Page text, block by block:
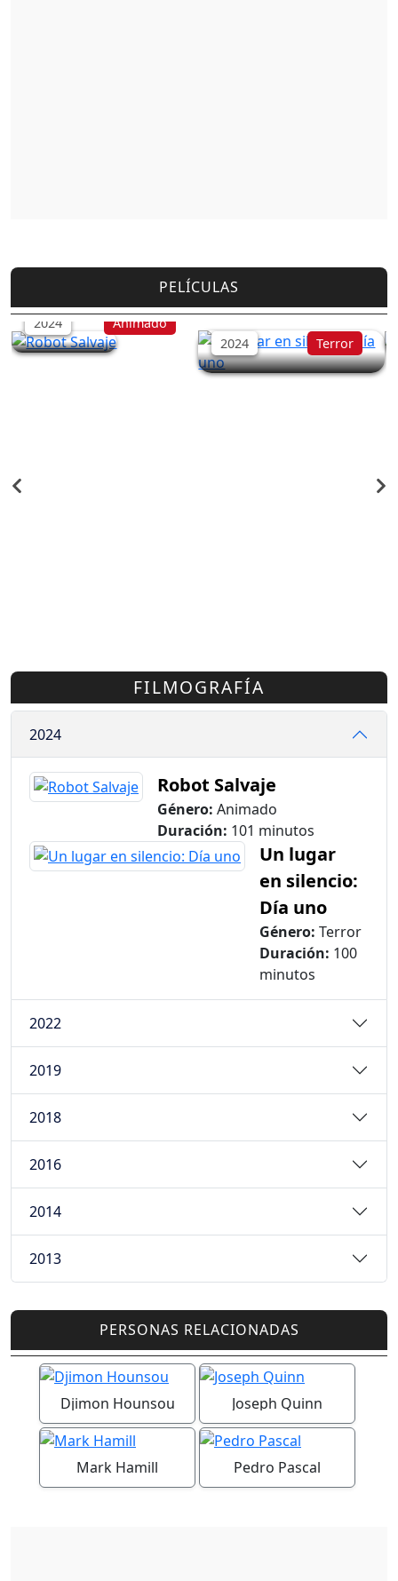
PELÍCULAS
2024 Animado
Un lugar en silencio:
Día uno
2024 Terror
FILMOGRAFÍA
2024
Robot Salvaje
Género: Animado
Duración: 101 minutos
Un lugar
en silencio:
Día uno
Género: Terror
Duración: 100
minutos
2022
2019
2018
2016
2014
2013
PERSONAS RELACIONADAS
Djimon Hounsou Joseph Quinn
Mark Hamill Pedro Pascal